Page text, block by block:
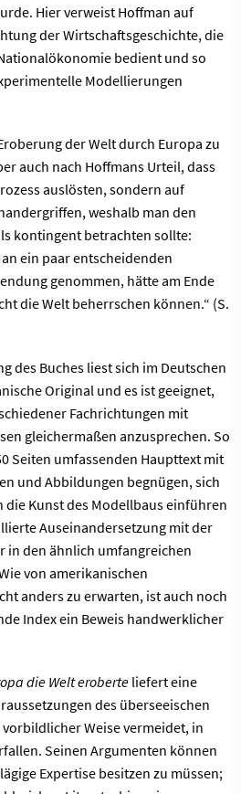
Hier verweist Hoffman auf
der Wirtschaftsgeschichte, die
bedient und so
Modellierungen
der Welt durch Europa zu
auch nach Hoffmans Urteil, dass
auslösten, sondern auf
weshalb man den
kontingent betrachten sollte:
ein paar entscheidenden
genommen, hätte am Ende
die Welt beherrschen können.“ (S.
des Buches liest sich im Deutschen
Original und es ist geeignet,
Fachrichtungen mit
gleichermaßen anzusprechen. So
Seiten umfassenden Haupttext mit
und Abbildungen begnügen, sich
die Kunst des Modellbaus einführen
Auseinandersetzung mit der
den ähnlich umfangreichen
von amerikanischen
anders zu erwarten, ist auch noch
Index ein Beweis handwerklicher
die Welt eroberteliefert eine
des überseeischen
Weise vermeidet, in
Seinen Argumenten können
Expertise besitzen zu müssen;